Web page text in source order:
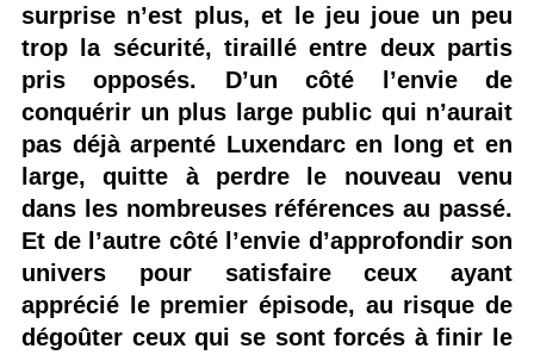
surprise n’est plus, et le jeu joue un peu
trop la sécurité, tiraillé entre deux partis
pris opposés. D’un côté l’envie de
conquérir un plus large public qui n’aurait
pas déjà arpenté Luxendarc en long et en
large, quitte à perdre le nouveau venu
dans les nombreuses références au passé.
Et de l’autre côté l’envie d’approfondir son
univers pour satisfaire ceux ayant
apprécié le premier épisode, au risque de
dégoûter ceux qui se sont forcés à finir le